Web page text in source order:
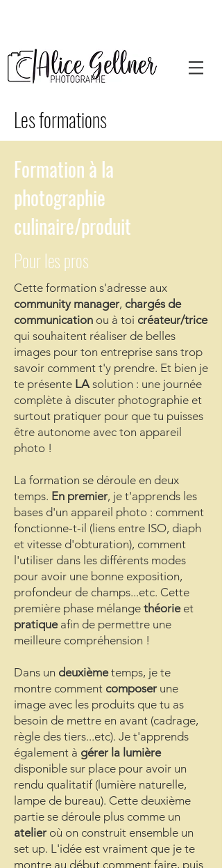
Les formations
Formation à la
photographie
culinaire/produit
Pour les pros
Cette formation s'adresse aux
community manager, chargés de
communication ou à toi créateur/trice
qui souhaitent réaliser de belles
images pour ton entreprise sans trop
savoir comment t'y prendre. Et bien je
te présente LAsolution : une journée
complète à discuter photographie et
surtout pratiquer pour que tu puisses
être autonome avec ton appareil
photo !
La formation se déroule en deux
temps. En premier, je t'apprends les
bases d'un appareil photo : comment
fonctionne-t-il (liens entre ISO, diaph
et vitesse d'obturation), comment
l'utiliser dans les différents modes
pour avoir une bonne exposition,
profondeur de champs...etc. Cette
première phase mélange théorieet
pratiqueafin de permettre une
meilleure compréhension !
Dans un deuxièmetemps, je te
montre comment composer une
image avec les produits que tu as
besoin de mettre en avant (cadrage,
règle des tiers...etc). Je t'apprends
également à gérer la lumière
disponible sur place pour avoir un
rendu qualitatif (lumière naturelle,
lampe de bureau). Cette deuxième
partie se déroule plus comme un
atelier où on construit ensemble un
set up. L'idée est vraiment que je te
montre au début comment faire, puis